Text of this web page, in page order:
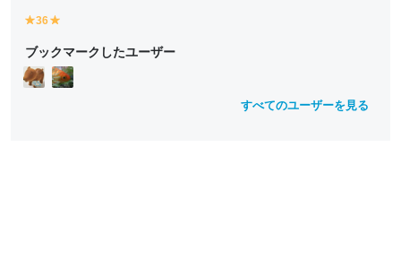
y
ll
o
w
36
ll
o
w
ブックマークしたユーザー
すべてのユーザーを見る